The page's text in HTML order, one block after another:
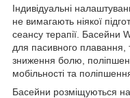
Індивідуальні
не вимагають ніякої
сеансу терапії. Басейни
для пасивного плавання,
зниження болю,
мобільності та поліпшення
Басейни розміщуються